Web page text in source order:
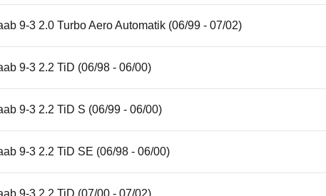
9-3 2.0 Turbo Aero Automatik (06/99 - 07/02)
9-3 2.2 TiD (06/98 - 06/00)
9-3 2.2 TiD S (06/99 - 06/00)
9-3 2.2 TiD SE (06/98 - 06/00)
9-3 2.2 TiD (07/00 - 07/02)